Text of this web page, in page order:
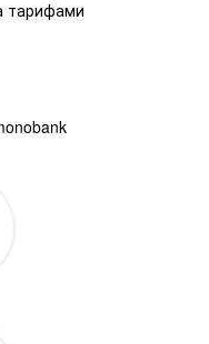
тарифами